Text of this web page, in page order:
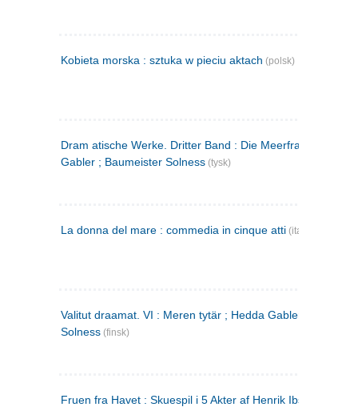
Kobieta morska : sztuka w pieciu aktach (polsk)
Dram atische Werke. Dritter Band : Die Meerfrau ; Hedda
Gabler ; Baumeister Solness (tysk)
La donna del mare : commedia in cinque atti (italiensk)
Valitut draamat. VI : Meren tytär ; Hedda Gabler ;
Solness (finsk)
Fruen fra Havet : Skuespil i 5 Akter af Henrik Ibsen